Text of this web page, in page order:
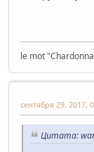
le mot
сентября 29, 2017,
Цитата: